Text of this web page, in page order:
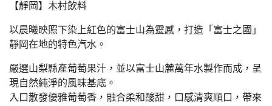
【靜岡】木村飲料
以晨曦映照下染上紅色的富士山為靈感，打造「富士之國」
靜岡在地的特色汽水。
嚴選山梨縣產葡萄果汁，並以富士山麓萬年水製作而成，呈
現自然純淨的風味基底。
入口散發優雅葡萄香，融合柔和酸甜，口感清爽順口，帶來